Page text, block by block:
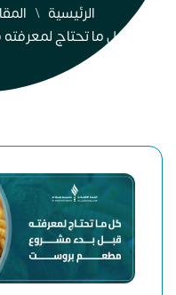
الرئيسية
كل ما تحتاج